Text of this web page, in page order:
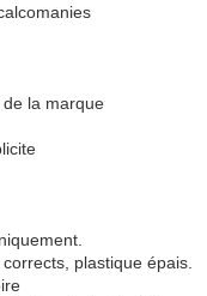
la marque
plastique épais.